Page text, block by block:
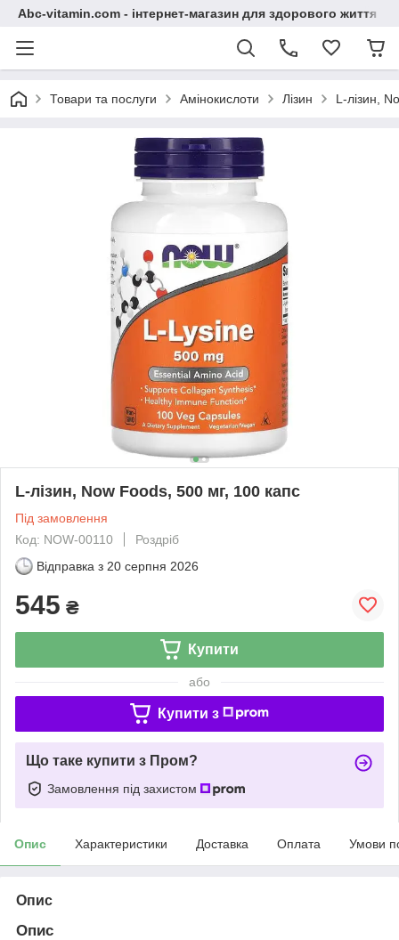
Abc-vitamin.com - інтернет-магазин для здорового життя
Товари та послуги Амінокислоти Лізин L-лізин,
L-лізин, Now Foods, 500 мг, 100 капс
Під замовлення
Код: NOW-00110
Роздріб
Відправка з 20 серпня 2026
545 ₴
Купити
або
Купити з
Що таке купити з Пром?
Замовлення під захистом
Опис Характеристики Доставка Оплата Умови
Опис
Опис